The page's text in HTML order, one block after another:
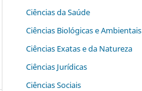
Ciências da Saúde
Ciências Biológicas e Ambientais
Ciências Exatas e da Natureza
Ciências Jurídicas
Ciências Sociais